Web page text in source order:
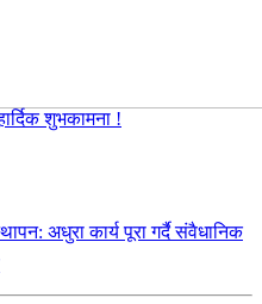
शुभकामना !
अधुरा कार्य पूरा गर्दै संवैधानिक